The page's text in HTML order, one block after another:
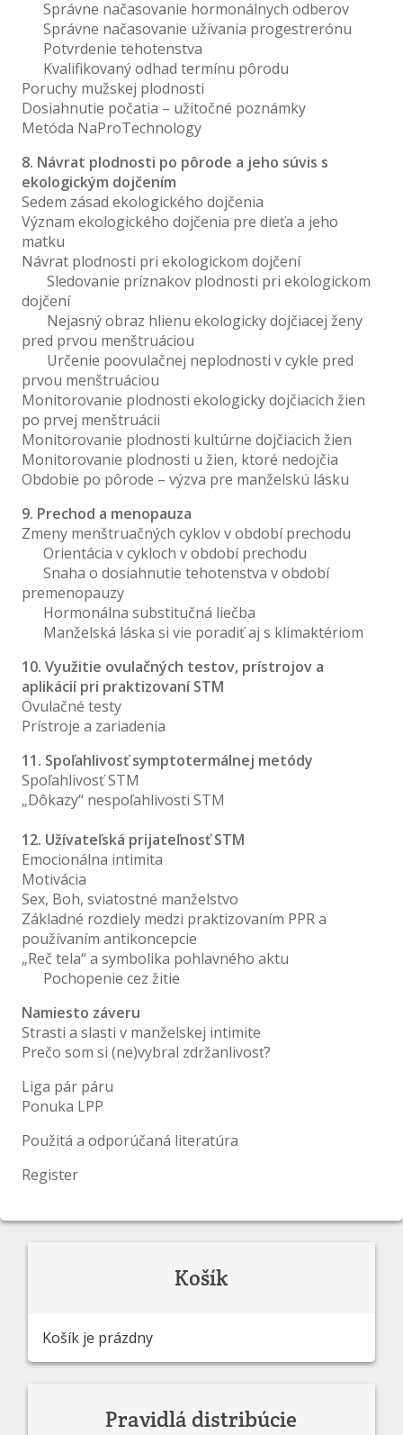
Správne načasovanie hormonálnych odberov
Správne načasovanie užívania progestrerónu
Potvrdenie tehotenstva
Kvalifikovaný odhad termínu pôrodu
Poruchy mužskej plodnosti
Dosiahnutie počatia – užitočné poznámky
Metóda NaProTechnology
8. Návrat plodnosti po pôrode a jeho súvis s
ekologickým dojčením
Sedem zásad ekologického dojčenia
Význam ekologického dojčenia pre dieťa a jeho
matku
Návrat plodnosti pri ekologickom dojčení
Sledovanie príznakov plodnosti pri ekologickom
dojčení
Nejasný obraz hlienu ekologicky dojčiacej ženy
pred prvou menštruáciou
Určenie poovulačnej neplodnosti v cykle pred
prvou menštruáciou
Monitorovanie plodnosti ekologicky dojčiacich žien
po prvej menštruácii
Monitorovanie plodnosti kultúrne dojčiacich žien
Monitorovanie plodnosti u žien, ktoré nedojčia
Obdobie po pôrode – výzva pre manželskú lásku
9. Prechod a menopauza
Zmeny menštruačných cyklov v období prechodu
Orientácia v cykloch v období prechodu
Snaha o dosiahnutie tehotenstva v období
premenopauzy
Hormonálna substitučná liečba
Manželská láska si vie poradiť aj s klimaktériom
10. Využitie ovulačných testov, prístrojov a
aplikácií pri praktizovaní STM
Ovulačné testy
Prístroje a zariadenia
11. Spoľahlivosť symptotermálnej metódy
Spoľahlivosť STM
„Dôkazy“ nespoľahlivosti STM
12. Užívateľská prijateľnosť STM
Emocionálna intimita
Motivácia
Sex, Boh, sviatostné manželstvo
Základné rozdiely medzi praktizovaním PPR a
používaním antikoncepcie
„Reč tela“ a symbolika pohlavného aktu
Pochopenie cez žitie
Namiesto záveru
Strasti a slasti v manželskej intimite
Prečo som si (ne)vybral zdržanlivosť?
Liga pár páru
Ponuka LPP
Použitá a odporúčaná literatúra
Register
Košík
Košík je prázdny
Pravidlá distribúcie